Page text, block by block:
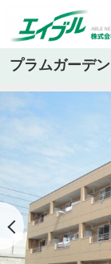
プラムガーデ